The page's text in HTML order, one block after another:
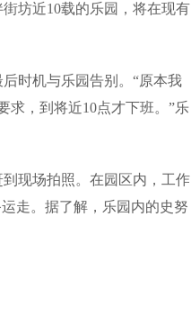
坊近10载的乐园，将在现有
时机与乐园告别。“原本我
求，到将近10点才下班。”乐
现场拍照。在园区内，工作
走。据了解，乐园内的史努